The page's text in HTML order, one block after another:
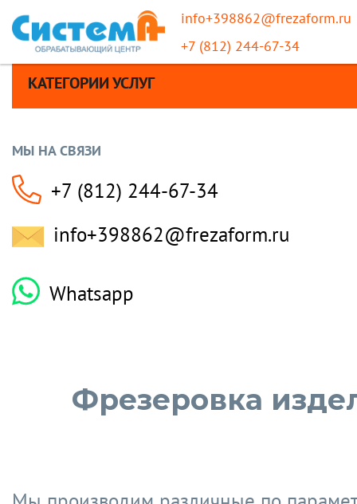
info+398862@frezaform.ru
+7 (812) 244-67-34
КАТЕГОРИИ УСЛУГ
МЫ НА СВЯЗИ
+7 (812) 244-67-34
info+398862@frezaform.ru
Whatsapp
Фрезеровка